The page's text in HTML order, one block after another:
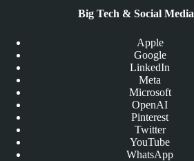
Big Tech & Social Media
Apple
Google
LinkedIn
Meta
Microsoft
OpenAI
Pinterest
Twitter
YouTube
WhatsApp